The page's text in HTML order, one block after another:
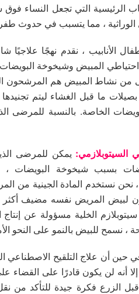
الرئيسية التي تجعل النساء
الوراثية ، مما يتسبب في حدوث
المبيض وشيخوخة
المريضة ما لا يقل عن 1/2 بصيلات ما قبل
الخاصة. بالنسبة للمرضى
يمكن للمرضى
بسبب شيخوخة البويضات ،
، نحن نستخدم المادة الجينية من
لبيض المريض نفسه مضيف أكثر
سيتوبلازم الخلية مسؤولة عن
، نسمح للبيض بالنمو على النحو
حين أن علاج التلقيح الاصطناعي
أنه لن يكون قادرًا على القضاء
الزرع فكرة جيدة للتأكد من